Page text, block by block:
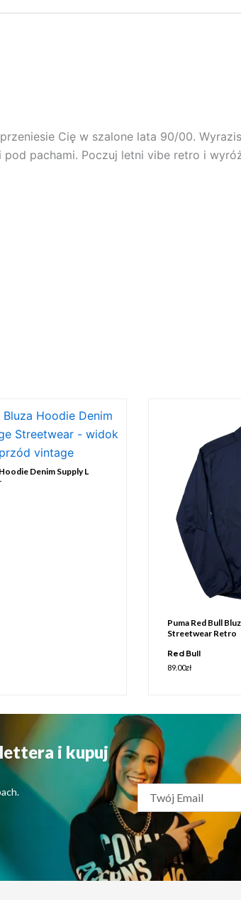
Cię w szalone lata 90/00.
pachami. Poczuj letni vibe retro i
Denim Supply L
Puma Red Bull
Streetwear Retro
Red Bull
89.00zł
i kupuj